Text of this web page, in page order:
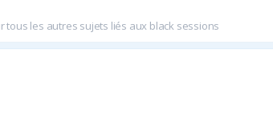
tous les autres sujets liés aux black sessions